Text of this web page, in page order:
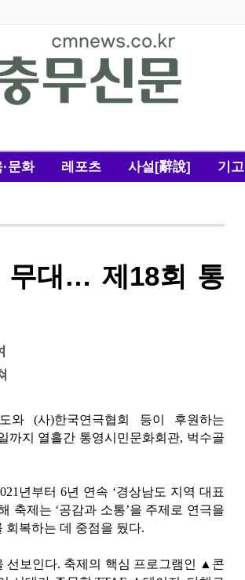
문화 레포츠 사설[辭說] 기고
무대… 제18회 통
와 (사)한국연극협회 등이 후원하는
까지 열흘간 통영시민문화회관, 벅수골
년부터 6년 연속 ‘경상남도 지역 대표
축제는 ‘공감과 소통’을 주제로 연극을
회복하는 데 중점을 뒀다.
선보인다. 축제의 핵심 프로그램인 ▲콘